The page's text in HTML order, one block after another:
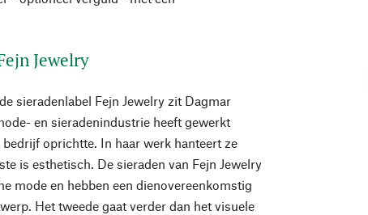
Jewelry
sieradenlabel Fejn Jewelry zit Dagmar
en sieradenindustrie heeft gewerkt
oprichtte. In haar werk hanteert ze
is esthetisch. De sieraden van Fejn Jewelry
mode en hebben een dienovereenkomstig
Het tweede gaat verder dan het visuele